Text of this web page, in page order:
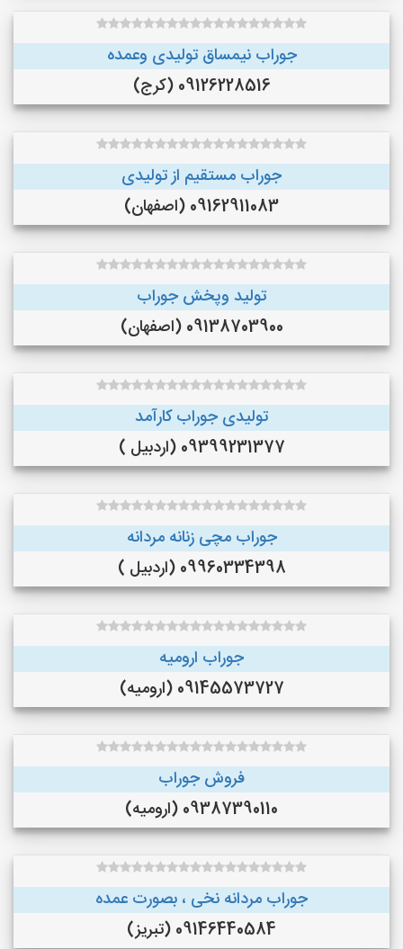
جوراب نیمساق تولیدی وعمده
09126228516 (کرج)
جوراب مستقیم از تولیدی
09162911083 (اصفهان)
تولید وپخش جوراب
09138703900 (اصفهان)
تولیدی جوراب کارآمد
09399231377 (اردبیل )
جوراب مچی زنانه مردانه
09960334398 (اردبیل )
جوراب ارومیه
09145573727 (ارومیه)
فروش جوراب
09387390110 (ارومیه)
جوراب مردانه نخی ، بصورت عمده
09146440584 (تبریز)